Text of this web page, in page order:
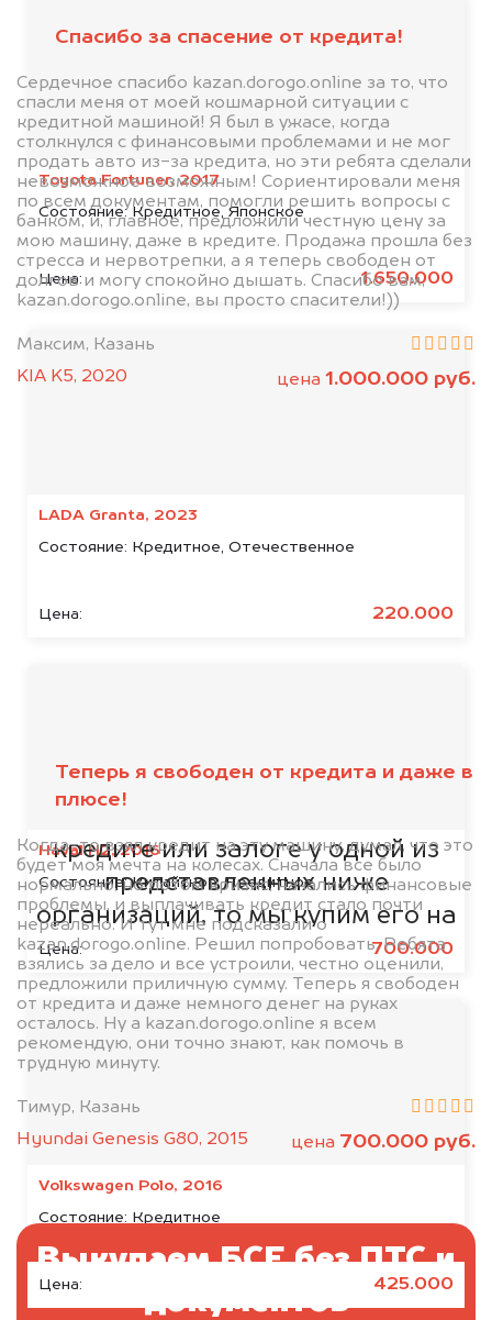
Toyota Fortuner, 2017
Состояние: Кредитное, Японское
Цена: 1.650.000
LADA Granta, 2023
Состояние: Кредитное, Отечественное
Цена: 220.000
Haval H2, 2016
Состояние:Китайское, Кредитное
Цена: 700.000
Volkswagen Polo, 2016
Состояние: Кредитное
Цена: 425.000
Спасибо за спасение от кредита!
Сердечное спасибо kazan.dorogo.online за то, что
спасли меня от моей кошмарной ситуации с
кредитной машиной! Я был в ужасе, когда
столкнулся с финансовыми проблемами и не мог
продать авто из-за кредита, но эти ребята сделали
невозможное возможным! Сориентировали меня
по всем документам, помогли решить вопросы с
банком, и, главное, предложили честную цену за
мою машину, даже в кредите. Продажа прошла без
стресса и нервотрепки, а я теперь свободен от
долгов и могу спокойно дышать. Спасибо вам,
kazan.dorogo.online, вы просто спасители!))
Максим, Казань
KIA K5, 2020
цена 1.000.000 руб.
Теперь я свободен от кредита и даже в
плюсе!
Когда-то взял кредит на эту машину, думал, что это
будет моя мечта на колесах. Сначала все было
нормально, но потом кризис, начались финансовые
проблемы, и выплачивать кредит стало почти
нереально. И тут мне подсказали о
kazan.dorogo.online. Решил попробовать. Ребята
взялись за дело и все устроили, честно оценили,
предложили приличную сумму. Теперь я свободен
от кредита и даже немного денег на руках
осталось. Ну а kazan.dorogo.online я всем
рекомендую, они точно знают, как помочь в
трудную минуту.
Тимур, Казань
Hyundai Genesis G80, 2015
цена 700.000 руб.
банками
кредите или залоге у одной из
представленных ниже
организаций, то мы купим его на
5% дороже!
Выкупаем БСЕ без ПТС и
документов